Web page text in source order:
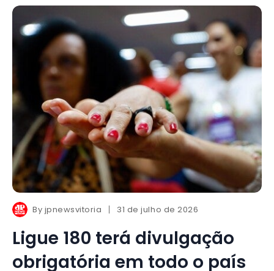
By jpnewsvitoria 31 de julho de 2026
Ligue 180 terá divulgação
obrigatória em todo o país